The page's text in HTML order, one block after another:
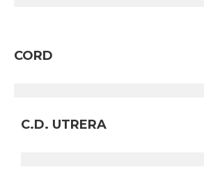
CORD
C.D. UTRERA